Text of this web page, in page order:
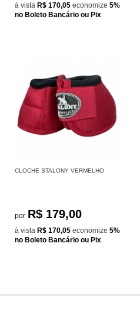
à vista R$ 170,05 economize 5%
no Boleto Bancário ou Pix
CLOCHE STALONY VERMELHO
por R$ 179,00
à vista R$ 170,05 economize 5%
no Boleto Bancário ou Pix